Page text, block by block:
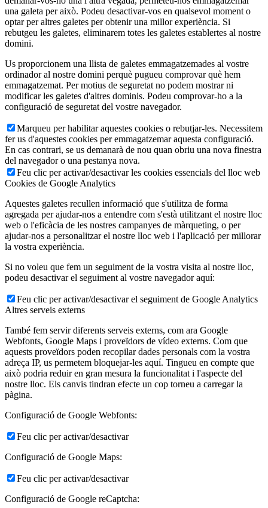
una galeta per això. Podeu desactivar-vos en qualsevol moment o
optar per altres galetes per obtenir una millor experiència. Si
rebutgeu les galetes, eliminarem totes les galetes establertes al nostre
domini.
Us proporcionem una llista de galetes emmagatzemades al vostre
ordinador al nostre domini perquè pugueu comprovar què hem
emmagatzemat. Per motius de seguretat no podem mostrar ni
modificar les galetes d'altres dominis. Podeu comprovar-ho a la
configuració de seguretat del vostre navegador.
Marqueu per habilitar aquestes cookies o rebutjar-les. Necessitem
fer us d'aquestes cookies per emmagatzemar aquesta configuració.
En cas contrari, se us demanarà de nou quan obriu una nova finestra
del navegador o una pestanya nova.
Feu clic per activar/desactivar les cookies essencials del lloc web
Cookies de Google Analytics
Aquestes galetes recullen informació que s'utilitza de forma
agregada per ajudar-nos a entendre com s'està utilitzant el nostre lloc
web o l'eficàcia de les nostres campanyes de màrqueting, o per
ajudar-nos a personalitzar el nostre lloc web i l'aplicació per millorar
la vostra experiència.
Si no voleu que fem un seguiment de la vostra visita al nostre lloc,
podeu desactivar el seguiment al vostre navegador aquí:
Feu clic per activar/desactivar el seguiment de Google Analytics
Altres serveis externs
També fem servir diferents serveis externs, com ara Google
Webfonts, Google Maps i proveïdors de vídeo externs. Com que
aquests proveïdors poden recopilar dades personals com la vostra
adreça IP, us permetem bloquejar-les aquí. Tingueu en compte que
això podria reduir en gran mesura la funcionalitat i l'aspecte del
nostre lloc. Els canvis tindran efecte un cop torneu a carregar la
pàgina.
Configuració de Google Webfonts:
Feu clic per activar/desactivar
Configuració de Google Maps:
Feu clic per activar/desactivar
Configuració de Google reCaptcha: